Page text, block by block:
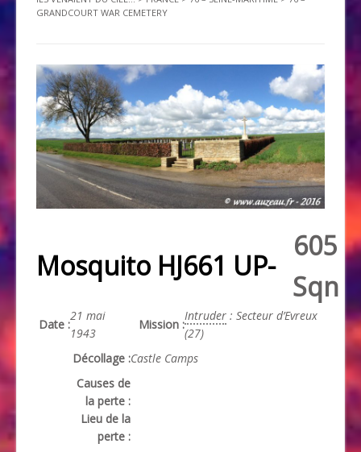
GRANDCOURT WAR CEMETERY
Mosquito HJ661 UP-
605
Sqn
Date :
21 mai
1943
Mission :
Intruder : Secteur d’Evreux
(27)
Décollage :Castle Camps
Causes de
la perte :
Lieu de la
perte :